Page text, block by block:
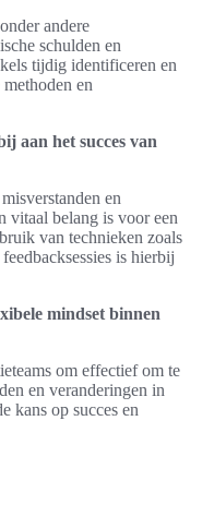
andere
schulden en
tijdig identificeren en
en
aan het succes van
en
vitaal belang is voor een
van technieken zoals
is hierbij
mindset binnen
om effectief om te
en veranderingen in
kans op succes en